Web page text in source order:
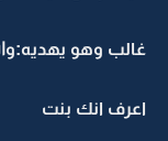
غالب وهو
اعرف انك بنت